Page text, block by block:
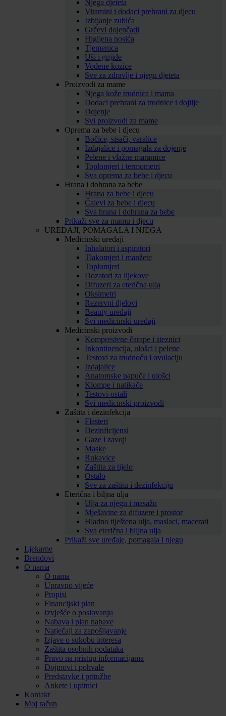
Njega djeteta
Vitamini i dodaci prehrani za djecu
Izbijanje zubića
Grčevi dojenčadi
Higijena nosića
Tjemenica
Uši i gnjide
Vodene kozice
Sve za zdravlje i njegu djeteta
Proizvodi za mame
Njega kože trudnica i mama
Dodaci prehrani za trudnice i dojilje
Dojenje
Svi proizvodi za mame
Oprema za bebe i djecu
Bočice, sisači, varalice
Izdajalice i pomagala za dojenje
Pelene i vlažne maramice
Toplomjeri i termometri
Sva oprema za bebe i djecu
Hrana i dohrana za bebe
Hrana za bebe i djecu
Čajevi za bebe i djecu
Sva hrana i dohrana za bebe
Prikaži sve za mamu i djecu
UREĐAJI, POMAGALA I NJEGA
Medicinski uređaji
Inhalatori i aspiratori
Tlakomjeri i manžete
Toplomjeri
Dozatori za lijekove
Difuzeri za eterična ulja
Oksimetri
Rezervni djelovi
Beauty uređaji
Svi medicinski uređaji
Medicinski proizvodi
Kompresivne čarape i steznici
Inkontinencija, ulošci i pelene
Testovi za trudnoću i ovulaciju
Izdajalice
Anatomske papuče i ulošci
Klompe i natikače
Testovi-ostali
Svi medicinski proizvodi
Zaštita i dezinfekcija
Flasteri
Dezinficijensi
Gaze i zavoji
Maske
Rukavice
Zaštita za tijelo
Ostalo
Sve za zaštitu i dezinfekciju
Eterična i biljna ulja
Ulja za njegu i masažu
Mješavine za difuzere i prostor
Hladno tiještena ulja, maslaci, macerati
Sva eterična i biljna ulja
Prikaži sve uređaje, pomagala i njegu
Ljekarne
Brendovi
O nama
O nama
Upravno vijeće
Propisi
Financijski plan
Izvješće o poslovanju
Nabava i plan nabave
Natječaji za zapošljavanje
Izjave o sukobu interesa
Zaštita osobnih podataka
Pravo na pristup informacijama
Dojmovi i pohvale
Predstavke i pritužbe
Ankete i upitnici
Kontakt
Moj račun